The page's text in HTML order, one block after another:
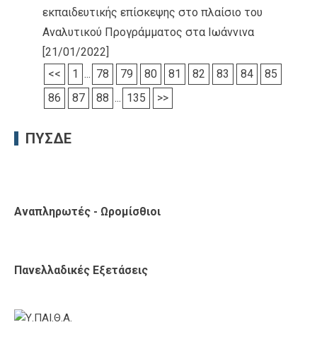
εκπαιδευτικής επίσκεψης στο πλαίσιο του
Αναλυτικού Προγράμματος στα Ιωάννινα
[21/01/2022]
<<
1 ... 78 79 80 81 82 83 84
85
86
87 88 ... 135 >>
ΠΥΣΔΕ
Αναπληρωτές - Ωρομίσθιοι
Πανελλαδικές Εξετάσεις